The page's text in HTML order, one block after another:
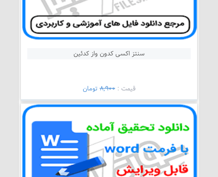
سنتز اکسی کدون واز کدئین
قيمت :8,900تومان